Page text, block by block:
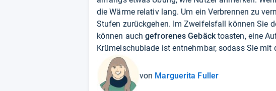
die Wärme relativ lang. Um ein Verbrennen zu
Stufen zurückgehen. Im Zweifelsfall können Sie
können auchgefrorenes Gebäcktoasten, eine
Krümelschublade ist entnehmbar, sodass Sie mit
von Marguerita Fuller